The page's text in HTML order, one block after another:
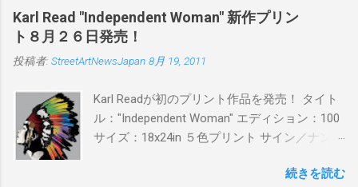
日(木)19時 タイトル：SWEET KISS カラー：
BLUE/MINT GREEN/PINK/YELLOW エディショ
ン：各色５ サイズ：800mm × 550mm 価格：
¥16,000(¥17,280) 購入は、 こちら から
Karl Read "Independent Woman" 新作プリン
ト８月２６日発売！
投稿者: StreetArtNewsJapan 8月 19, 2011
Karl Readが初のプリント作品を発売！ タイト
ル："Independent Woman" エディション：100
サイズ：18x24in ５色プリント サイン／ナンバ
ドフィニッシュバージョン（エディション：
続きを読む